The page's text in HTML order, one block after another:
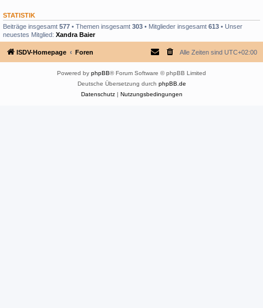
STATISTIK
Beiträge insgesamt 577 • Themen insgesamt 303 • Mitglieder insgesamt 613 • Unser
neuestes Mitglied: Xandra Baier
ISDV-Homepage Foren Alle Zeiten sind UTC+02:00
Powered by phpBB® Forum Software © phpBB Limited
Deutsche Übersetzung durch phpBB.de
Datenschutz| Nutzungsbedingungen